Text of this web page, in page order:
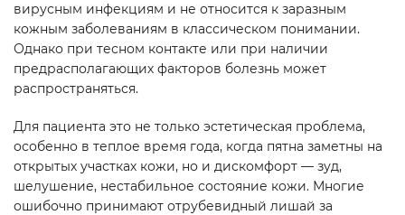
вирусным инфекциям и не относится к заразным
кожным заболеваниям в классическом понимании.
Однако при тесном контакте или при наличии
предрасполагающих факторов болезнь может
распространяться.
Для пациента это не только эстетическая проблема,
особенно в теплое время года, когда пятна заметны на
открытых участках кожи, но и дискомфорт — зуд,
шелушение, нестабильное состояние кожи. Многие
ошибочно принимают отрубевидный лишай за